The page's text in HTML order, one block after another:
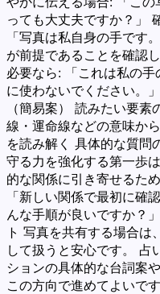
っても大丈夫ですか？」
「写真は私自身の手です
が前提であることを確認
必要なら: 「これは私の
に使わないでください。
（簡易案） 読みたい要
線・運命線などの意味か
を読み解く 具体的な質問
守る力を強化する第一歩
的な関係に引き寄せるた
「新しい関係で最初に確
んな手順が良いですか？
ト 写真を共有する場合は
して扱うと安心です。 占
ションの具体的な台詞案
この方向で進めてよいで